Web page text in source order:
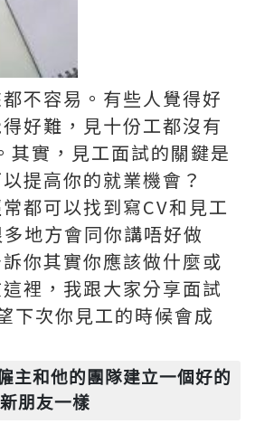
不容易。有些人覺得好
好難，見十份工都沒有
實，見工面試的關鍵是
提高你的就業機會？
都可以找到寫CV和見工
地方會同你講唔好做
你其實你應該做什麼或
裡，我跟大家分享面試
下次你見工的時候會成
主和他的團隊建立一個好的
朋友一樣